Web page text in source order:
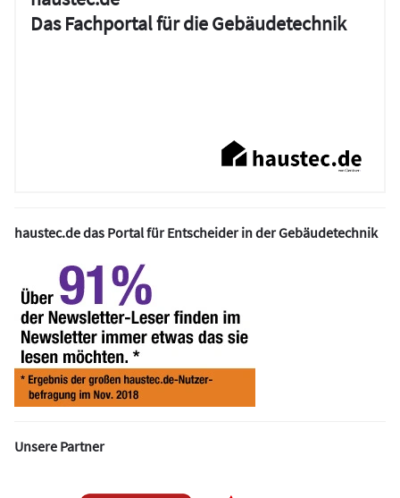
Das Fachportal für die Gebäudetechnik
haustec.de das Portal für Entscheider in der Gebäudetechnik
Unsere Partner